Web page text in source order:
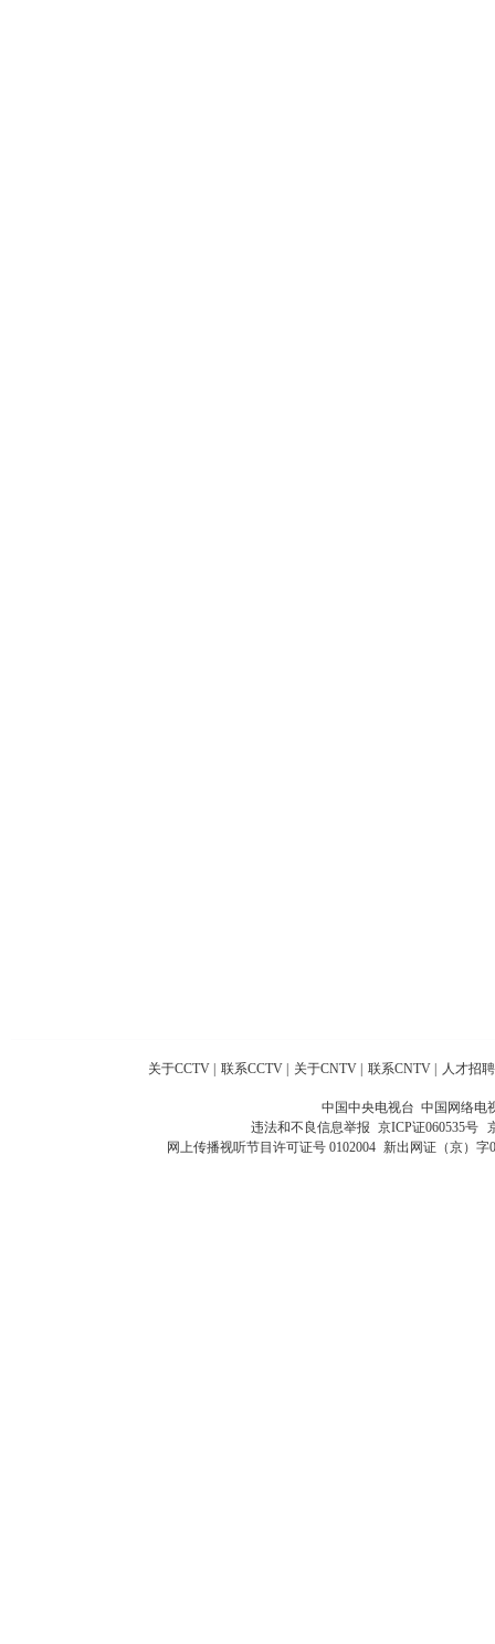
关于CCTV 联系CCTV 关于CNTV 联系CNTV 人才招聘
中国中央电视台 中国网络电
违法和不良信息举报 京ICP证060535号
网上传播视听节目许可证号 0102004 新出网证（京）